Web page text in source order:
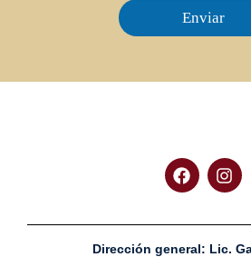
Enviar
Dirección general: Lic.